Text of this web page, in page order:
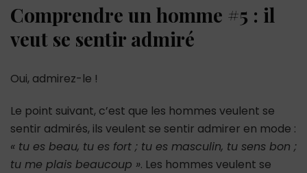
Comprendre un homme #5 : il
veut se sentir admiré
Oui, admirez-le !
Le point suivant, c’est que les hommes veulent se
sentir admirés, ils veulent se sentir admirer en mode :
« tu es beau, tu es fort ; tu es masculin, tu sens bon ;
tu me plais beaucoup ». Les hommes veulent se